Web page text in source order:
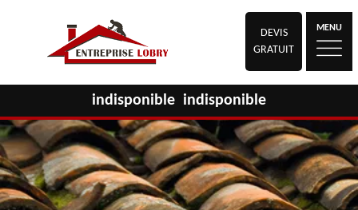
DEVIS
GRATUIT
MENU
indisponible indisponible